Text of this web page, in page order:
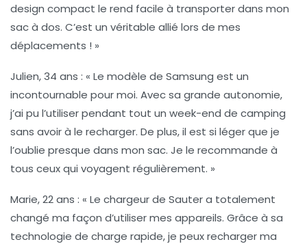
design compact le rend facile à transporter dans mon
sac à dos. C’est un véritable allié lors de mes
déplacements ! »
Julien, 34 ans : « Le modèle de Samsung est un
incontournable pour moi. Avec sa grande autonomie,
j’ai pu l’utiliser pendant tout un week-end de camping
sans avoir à le recharger. De plus, il est si léger que je
l’oublie presque dans mon sac. Je le recommande à
tous ceux qui voyagent régulièrement. »
Marie, 22 ans : « Le chargeur de Sauter a totalement
changé ma façon d’utiliser mes appareils. Grâce à sa
technologie de charge rapide, je peux recharger ma